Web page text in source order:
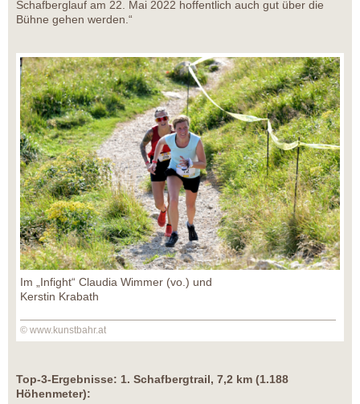
Schafberglauf am 22. Mai 2022 hoffentlich auch gut über die
Bühne gehen werden.“
Im „Infight“ Claudia Wimmer (vo.) und
Kerstin Krabath
© www.kunstbahr.at
Top-3-Ergebnisse: 1. Schafbergtrail, 7,2 km (1.188
Höhenmeter):